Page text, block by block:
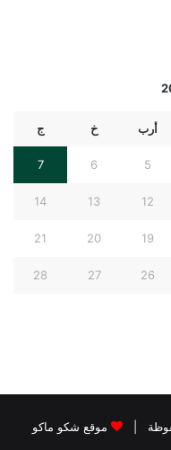
أرب خ ج
5
6
7
12
13
14
19
20
21
26
27
28
موقع شكو ماكو